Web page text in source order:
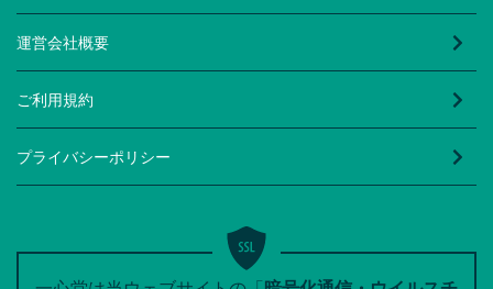
運営会社概要
ご利用規約
プライバシーポリシー